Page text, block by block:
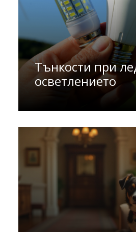
Тънкости при
осветлението